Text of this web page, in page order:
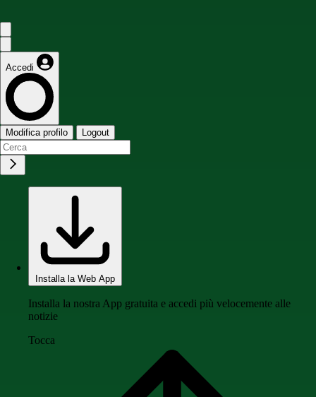
Accedi
Modifica profilo Logout
Installa la Web App
Installa la nostra App gratuita e accedi più velocemente alle
notizie
Tocca